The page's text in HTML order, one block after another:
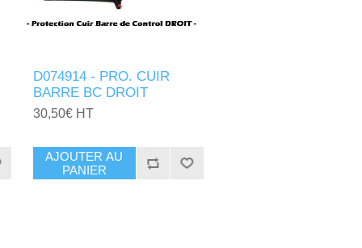
D074914 - PRO. CUIR
BARRE BC DROIT
30,50€ HT
AJOUTER AU
PANIER